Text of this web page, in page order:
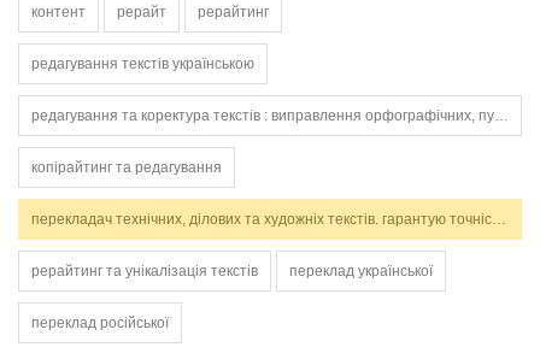
контент рерайт рерайтинг
редагування текстів українською
редагування та коректура текстів : виправлення орфографічних, пунктуаційних, граматичних помилок.
копірайтинг та редагування
перекладач технічних, ділових та художніх текстів. гарантую точність, стилістичну відповідність і дотримання термінів. працюю з англійською та українською мовами.
рерайтинг та унікалізація текстів переклад української
переклад російської